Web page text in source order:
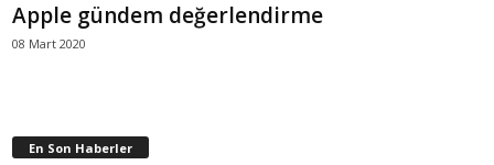
Apple gündem değerlendirme
08 Mart 2020
En Son Haberler